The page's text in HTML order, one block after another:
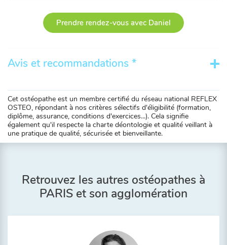
Prendre rendez-vous avec Daniel
Avis et recommandations *
Cet ostéopathe est un membre certifié du réseau national REFLEX
OSTEO, répondant à nos critères sélectifs d'éligibilité (formation,
diplôme, assurance, conditions d'exercices...). Cela signifie
également qu'il respecte la charte déontologie et qualité veillant à
une pratique de qualité, sécurisée et bienveillante.
Retrouvez les autres ostéopathes à
PARIS et son agglomération